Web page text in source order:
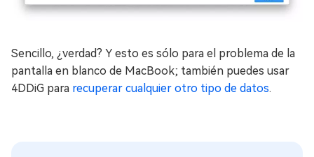
Sencillo, ¿verdad? Y esto es sólo para el problema de la
pantalla en blanco de MacBook; también puedes usar
4DDiG para recuperar cualquier otro tipo de datos.